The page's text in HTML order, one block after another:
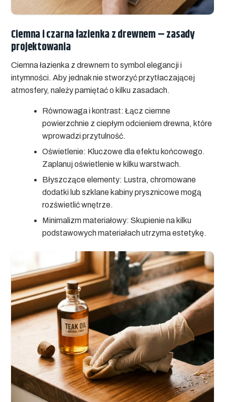
Ciemna i czarna łazienka z drewnem – zasady
projektowania
Ciemna łazienka z drewnem to symbol elegancji i
intymności. Aby jednak nie stworzyć przytłaczającej
atmosfery, należy pamiętać o kilku zasadach.
Równowaga i kontrast: Łącz ciemne
powierzchnie z ciepłym odcieniem drewna, które
wprowadzi przytulność.
Oświetlenie: Kluczowe dla efektu końcowego.
Zaplanuj oświetlenie w kilku warstwach.
Błyszczące elementy: Lustra, chromowane
dodatki lub szklane kabiny prysznicowe mogą
rozświetlić wnętrze.
Minimalizm materiałowy: Skupienie na kilku
podstawowych materiałach utrzyma estetykę.